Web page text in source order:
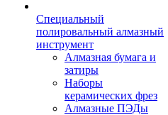
Специальный
полировальный алмазный
инструмент
Алмазная бумага и
затиры
Наборы
керамических фрез
Алмазные ПЭДы